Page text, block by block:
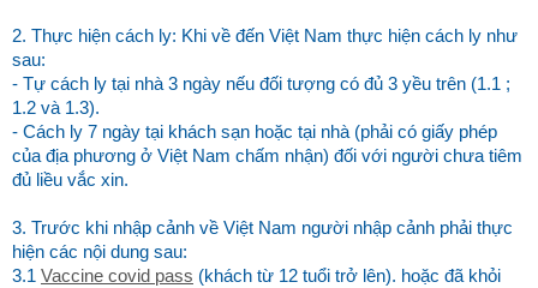
2. Thực hiện cách ly: Khi về đến Việt Nam thực hiện cách ly như
sau:
- Tự cách ly tại nhà 3 ngày nếu đối tượng có đủ 3 yều trên (1.1 ;
1.2 và 1.3).
- Cách ly 7 ngày tại khách sạn hoặc tại nhà (phải có giấy phép
của địa phương ở Việt Nam chấm nhận) đối với người chưa tiêm
đủ liều vắc xin.
3. Trước khi nhập cảnh về Việt Nam người nhập cảnh phải thực
hiện các nội dung sau:
3.1 Vaccine covid pass (khách từ 12 tuổi trở lên). hoặc đã khỏi